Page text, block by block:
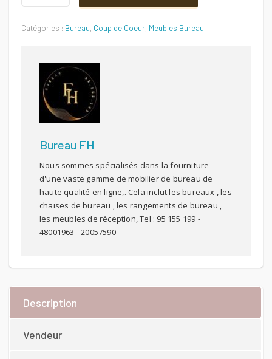
008
Catégories : Bureau, Coup de Coeur, Meubles Bureau
Bureau FH
Nous sommes spécialisés dans la fourniture
d'une vaste gamme de mobilier de bureau de
haute qualité en ligne,. Cela inclut les bureaux , les
chaises de bureau , les rangements de bureau ,
les meubles de réception, Tel : 95 155 199 -
48001963 - 20057590
Description
Vendeur